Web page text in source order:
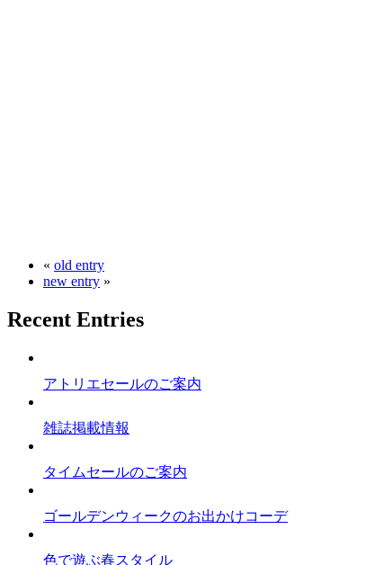
« old entry
new entry »
Recent Entries
アトリエセールのご案内
雑誌掲載情報
タイムセールのご案内
ゴールデンウィークのお出かけコーデ
色で遊ぶ春スタイル